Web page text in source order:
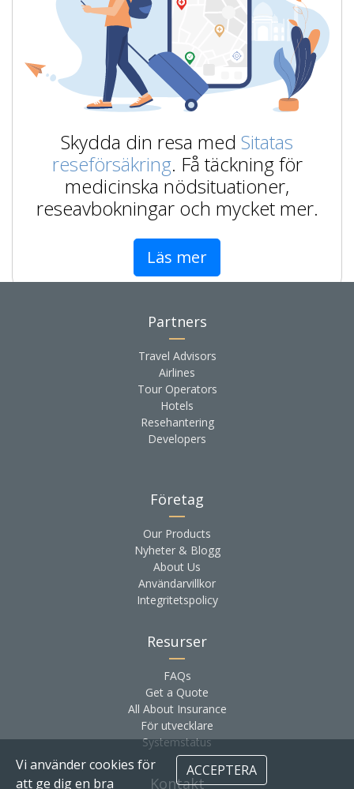
Skydda din resa med Sitatas
reseförsäkring. Få täckning för
medicinska nödsituationer,
reseavbokningar och mycket mer.
Läs mer
Partners
Travel Advisors
Airlines
Tour Operators
Hotels
Resehantering
Developers
Företag
Our Products
Nyheter & Blogg
About Us
Användarvillkor
Integritetspolicy
Resurser
FAQs
Get a Quote
All About Insurance
För utvecklare
Systemstatus
Kontakt
Vi använder cookies för
att ge dig en bra
ACCEPTERA